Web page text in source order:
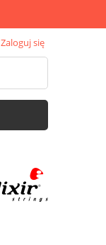
Zaloguj się